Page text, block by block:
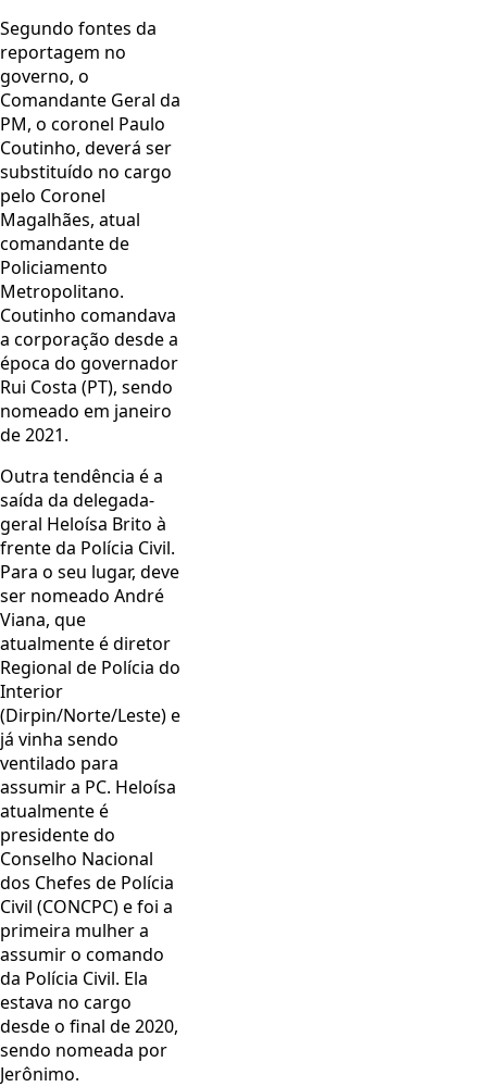
Segundo fontes da
reportagem no
governo, o
Comandante Geral da
PM, o coronel Paulo
Coutinho, deverá ser
substituído no cargo
pelo Coronel
Magalhães, atual
comandante de
Policiamento
Metropolitano.
Coutinho comandava
a corporação desde a
época do governador
Rui Costa (PT), sendo
nomeado em janeiro
de 2021.
Outra tendência é a
saída da delegada-
geral Heloísa Brito à
frente da Polícia Civil.
Para o seu lugar, deve
ser nomeado André
Viana, que
atualmente é diretor
Regional de Polícia do
Interior
(Dirpin/Norte/Leste) e
já vinha sendo
ventilado para
assumir a PC. Heloísa
atualmente é
presidente do
Conselho Nacional
dos Chefes de Polícia
Civil (CONCPC) e foi a
primeira mulher a
assumir o comando
da Polícia Civil. Ela
estava no cargo
desde o final de 2020,
sendo nomeada por
Jerônimo.